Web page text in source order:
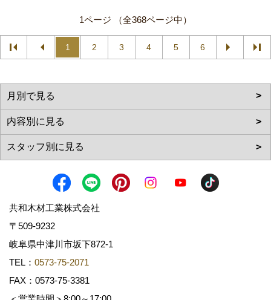
1ページ （全368ページ中）
1 2 3 4 5 6
共和木材工業株式会社
〒509-9232
岐阜県中津川市坂下872‐1
TEL： 0573-75-2071
FAX：0573-75-3381